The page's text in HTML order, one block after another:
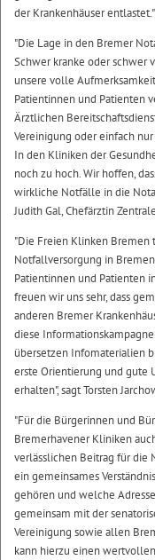
der Krankenhäuser entlastet."
"Die Lage in den Bremer
Schwer kranke oder schwer
unsere volle
Patientinnen und Patienten
Ärztlichen
Vereinigung oder einfach
In den Kliniken der
noch zu hoch. Wir hoffen,
wirkliche Notfälle in die
Judith Gal, Chefärztin
"Die Freien Klinken Bremen
Notfallversorgung in
Patientinnen und Patienten
freuen wir uns sehr, dass
anderen Bremer
diese
übersetzen Infomaterialien
erste Orientierung und gute
erhalten", sagt Torsten
"Für die Bürgerinnen und
Bremerhavener Kliniken
verlässlichen Beitrag für die
ein gemeinsames
gehören und welche
gemeinsam mit der
Vereinigung sowie allen
kann hierzu einen